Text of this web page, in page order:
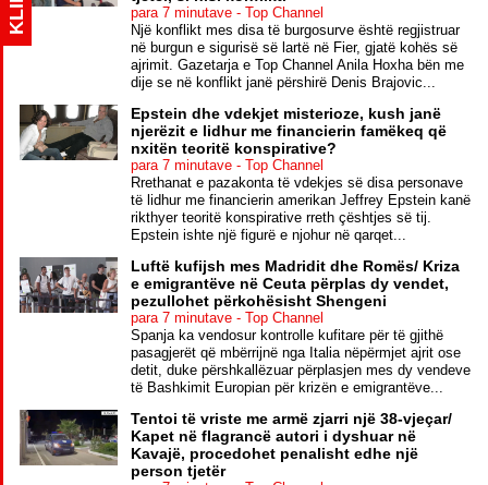
para 7 minutave - Top Channel
Një konflikt mes disa të burgosurve është regjistruar
në burgun e sigurisë së lartë në Fier, gjatë kohës së
ajrimit. Gazetarja e Top Channel Anila Hoxha bën me
dije se në konflikt janë përshirë Denis Brajovic...
Epstein dhe vdekjet misterioze, kush janë
njerëzit e lidhur me financierin famëkeq që
nxitën teoritë konspirative?
para 7 minutave - Top Channel
Rrethanat e pazakonta të vdekjes së disa personave
të lidhur me financierin amerikan Jeffrey Epstein kanë
rikthyer teoritë konspirative rreth çështjes së tij.
Epstein ishte një figurë e njohur në qarqet...
Luftë kufijsh mes Madridit dhe Romës/ Kriza
e emigrantëve në Ceuta përplas dy vendet,
pezullohet përkohësisht Shengeni
para 7 minutave - Top Channel
Spanja ka vendosur kontrolle kufitare për të gjithë
pasagjerët që mbërrijnë nga Italia nëpërmjet ajrit ose
detit, duke përshkallëzuar përplasjen mes dy vendeve
të Bashkimit Europian për krizën e emigrantëve...
Tentoi të vriste me armë zjarri një 38-vjeçar/
Kapet në flagrancë autori i dyshuar në
Kavajë, procedohet penalisht edhe një
person tjetër
KLIK